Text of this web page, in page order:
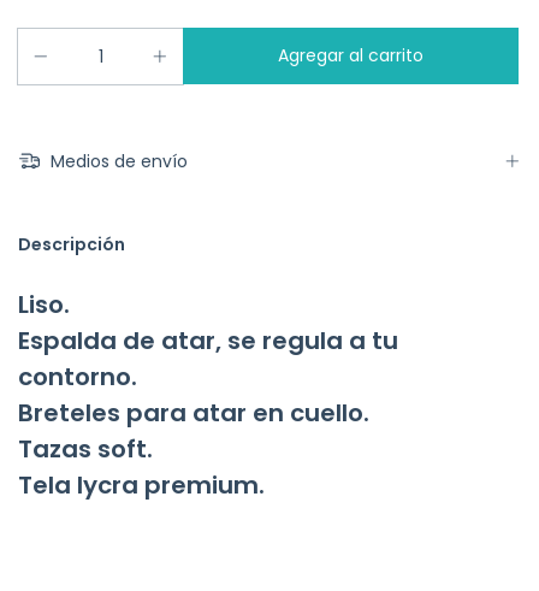
Medios de envío
Descripción
Liso.
Espalda de atar, se regula a tu
contorno.
Breteles para atar en cuello.
Tazas soft.
Tela lycra premium.